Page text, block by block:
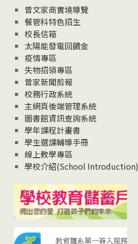
息
News
曾文家商實境導覽
餐管科特色招生
校長信箱
太陽能發電回饋金
疫情專區
失物招領專區
曾家新聞剪報
校務行政系統
主網頁後端管理系統
圖書館資訊查詢系統
學年課程計畫書
學生選課輔導手冊
線上教學專區
學校介紹(School Introduction)